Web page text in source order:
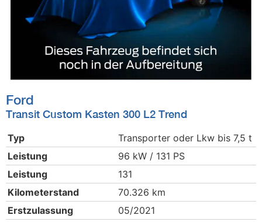
Ford
Transit Custom Kasten 300 L2 Trend
Typ
Transporter oder Lkw bis 7,5 t
Leistung
96 kW / 131 PS
Leistung
131
Kilometerstand
70.326 km
Erstzulassung
05/2021